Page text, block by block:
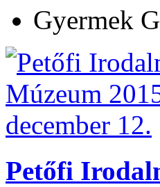
Gyermek
Petőfi